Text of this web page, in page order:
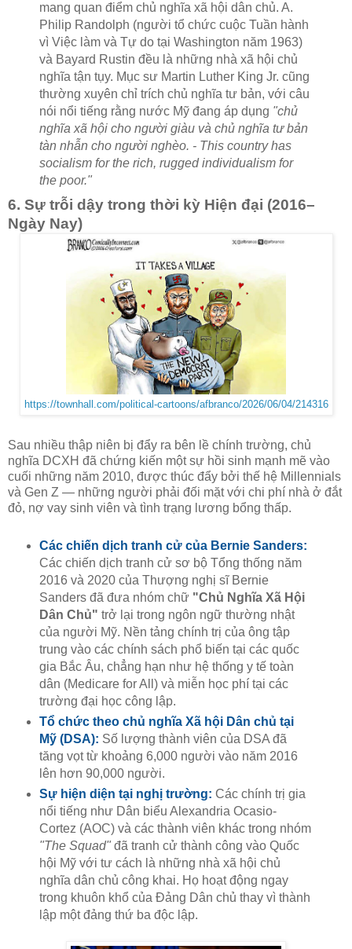
mang quan điểm chủ nghĩa xã hội dân chủ. A.
Philip Randolph (người tổ chức cuộc Tuần hành
vì Việc làm và Tự do tại Washington năm 1963)
và Bayard Rustin đều là những nhà xã hội chủ
nghĩa tận tụy. Mục sư Martin Luther King Jr. cũng
thường xuyên chỉ trích chủ nghĩa tư bản, với câu
nói nổi tiếng rằng nước Mỹ đang áp dụng "chủ
nghĩa xã hội cho người giàu và chủ nghĩa tư bản
tàn nhẫn cho người nghèo. - This country has
socialism for the rich, rugged individualism for
the poor."
6. Sự trỗi dậy trong thời kỳ Hiện đại (2016–
Ngày Nay)
https://townhall.com/political-cartoons/afbranco/2026/06/04/214316
Sau nhiều thập niên bị đẩy ra bên lề chính trường, chủ
nghĩa DCXH đã chứng kiến một sự hồi sinh mạnh mẽ vào
cuối những năm 2010, được thúc đẩy bởi thế hệ Millennials
và Gen Z — những người phải đối mặt với chi phí nhà ở đắt
đỏ, nợ vay sinh viên và tình trạng lương bổng thấp.
Các chiến dịch tranh cử của Bernie Sanders:
Các chiến dịch tranh cử sơ bộ Tổng thống năm
2016 và 2020 của Thượng nghị sĩ Bernie
Sanders đã đưa nhóm chữ "Chủ Nghĩa Xã Hội
Dân Chủ" trở lại trong ngôn ngữ thường nhật
của người Mỹ. Nền tảng chính trị của ông tập
trung vào các chính sách phổ biến tại các quốc
gia Bắc Âu, chẳng hạn như hệ thống y tế toàn
dân (Medicare for All) và miễn học phí tại các
trường đại học công lập.
Tổ chức theo chủ nghĩa Xã hội Dân chủ tại
Mỹ (DSA): Số lượng thành viên của DSA đã
tăng vọt từ khoảng 6,000 người vào năm 2016
lên hơn 90,000 người.
Sự hiện diện tại nghị trường: Các chính trị gia
nổi tiếng như Dân biểu Alexandria Ocasio-
Cortez (AOC) và các thành viên khác trong nhóm
"The Squad"đã tranh cử thành công vào Quốc
hội Mỹ với tư cách là những nhà xã hội chủ
nghĩa dân chủ công khai. Họ hoạt động ngay
trong khuôn khổ của Đảng Dân chủ thay vì thành
lập một đảng thứ ba độc lập.